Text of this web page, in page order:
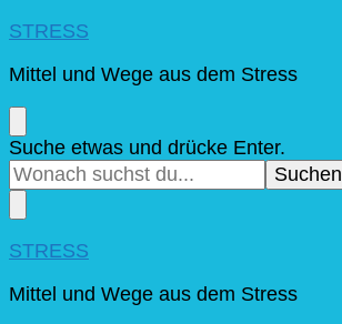
STRESS
Mittel und Wege aus dem Stress
Suchst
du
nach
etwas?
Suche etwas und drücke Enter.
STRESS
Mittel und Wege aus dem Stress